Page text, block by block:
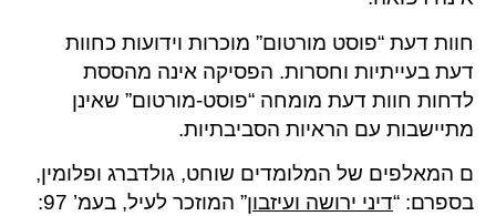
חוות דעת “פוסט מורטום” מוכרות וידועות כחוות
דעת בעייתיות וחסרות. הפסיקה אינה מהססת
לדחות חוות דעת מומחה “פוסט-מורטום” שאינן
מתיישבות עם הראיות הסביבתיות.
ם המאלפים של המלומדים שוחט, גולדברג ופלומין,
בספרם: “דיני ירושה ועיזבון” המוזכר לעיל, בעמ’ 97: